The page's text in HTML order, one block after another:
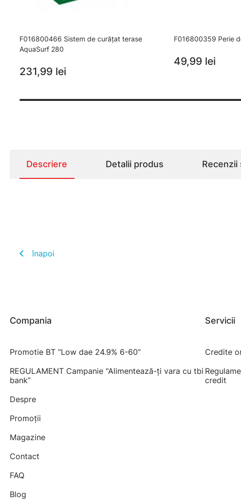
F016800466 Sistem de curăţat terase
AquaSurf 280
231,99 lei
F016800359 Perie
49,99 lei
Descriere Detalii produs Recenzii
înapoi
Compania
Promotie BT “Low dae 24.9% 6-60”
REGULAMENT Campanie "Alimentează-ți vara cu tbi
bank”
Despre
Promoții
Magazine
Contact
FAQ
Blog
Servicii
Credite
credit